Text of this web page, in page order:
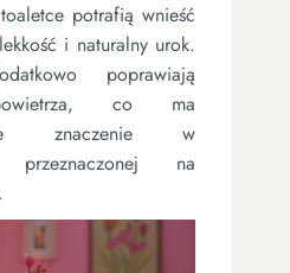
potrafią wnieść
i naturalny urok.
poprawiają
co ma
znaczenie w
przeznaczonej na